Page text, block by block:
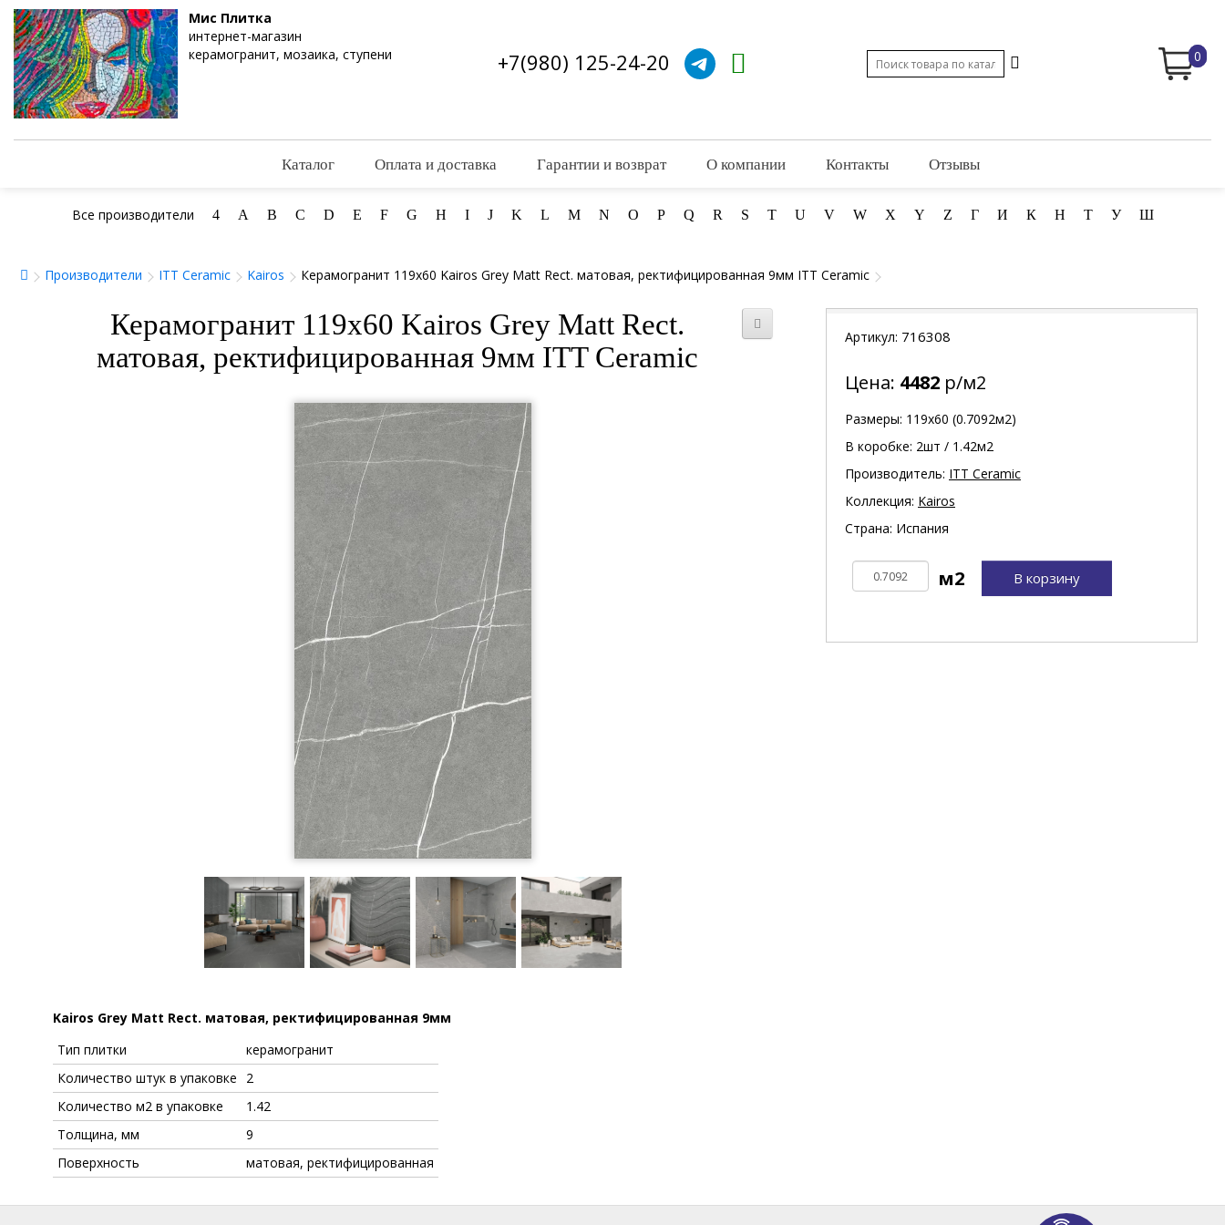
Мис Плитка
интернет-магазин
керамогранит, мозаика, ступени
+7(980) 125-24-20 0
Каталог Оплата и доставка Гарантии и возврат О компании Контакты Отзывы
Все производители 4 A B C D E F G H I J K L M N O P Q R S T U V W X Y Z Г И К Н Т У Ш
Производители ITT Ceramic Kairos Керамогранит 119x60 Kairos Grey Matt Rect. матовая, ректифицированная 9мм ITT Ceramic
Керамогранит 119x60 Kairos Grey Matt Rect.
матовая, ректифицированная 9мм ITT Ceramic
Kairos Grey Matt Rect. матовая, ректифицированная 9мм
Тип плитки
керамогранит
Количество штук в упаковке
2
Количество м2 в упаковке
1.42
Толщина, мм
9
Поверхность
матовая, ректифицированная
Артикул: 716308
Цена: 4482 р/м2
Размеры: 119х60 (0.7092м2)
В коробке: 2шт / 1.42м2
Производитель: ITT Ceramic
Коллекция: Kairos
Страна: Испания
В корзину